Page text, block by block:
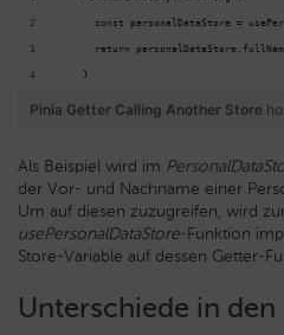
const personalDataStore =
return
    }
Pinia Getter Calling Another Store
Als Beispiel wird im
der Vor- und Nachname einer
Um auf diesen zuzugreifen, wird
usePersonalDataStore-Funktion
Store-Variable auf dessen Getter-
Unterschiede in